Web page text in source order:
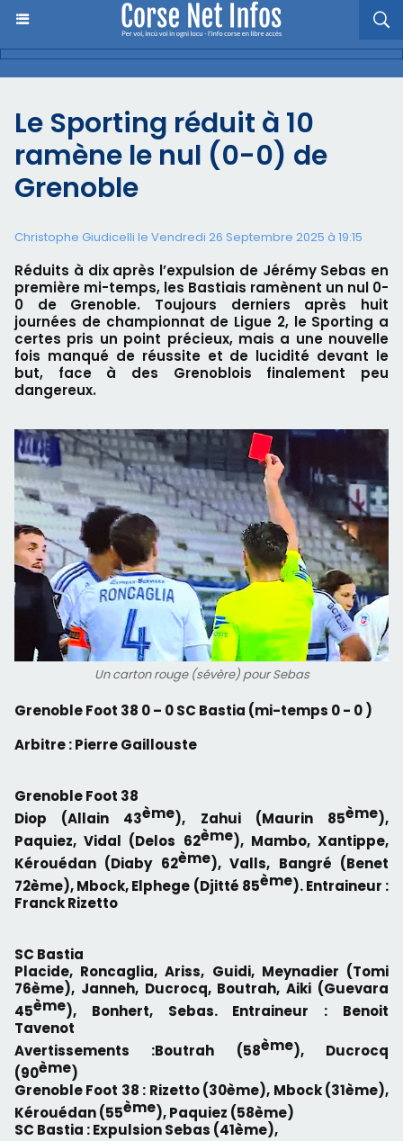
Le Sporting réduit à 10
ramène le nul (0-0) de
Grenoble
Christophe Giudicelli le Vendredi 26 Septembre 2025 à 19:15
Réduits à dix après l’expulsion de Jérémy Sebas en
première mi-temps, les Bastiais ramènent un nul 0-
0 de Grenoble. Toujours derniers après huit
journées de championnat de Ligue 2, le Sporting a
certes pris un point précieux, mais a une nouvelle
fois manqué de réussite et de lucidité devant le
but, face à des Grenoblois finalement peu
dangereux.
Un carton rouge (sévère) pour Sebas
Grenoble Foot 38 0 – 0 SC Bastia (mi-temps 0 - 0 )
Arbitre : Pierre Gaillouste
Grenoble Foot 38
Diop (Allain 43ème), Zahui (Maurin 85ème),
Paquiez, Vidal (Delos 62ème), Mambo, Xantippe,
Kérouédan (Diaby 62ème), Valls, Bangré (Benet
72ème), Mbock, Elphege (Djitté 85ème). Entraineur :
Franck Rizetto
SC Bastia
Placide, Roncaglia, Ariss, Guidi, Meynadier (Tomi
76ème), Janneh, Ducrocq, Boutrah, Aiki (Guevara
45ème), Bonhert, Sebas. Entraineur : Benoit
Tavenot
Avertissements :Boutrah (58ème), Ducrocq
(90ème)
Grenoble Foot 38 : Rizetto (30ème), Mbock (31ème),
Kérouédan (55ème), Paquiez (58ème)
SC Bastia : Expulsion Sebas (41ème),